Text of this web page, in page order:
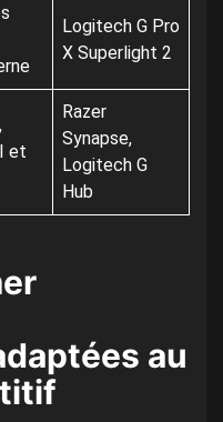
Logitech G Pro
X Superlight 2
et
Razer
Synapse,
Logitech G
Hub
au